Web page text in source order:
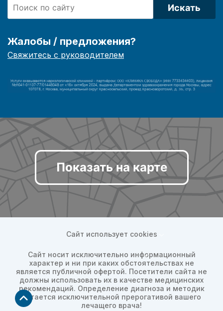
Искать
Жалобы / предложения?
Свяжитесь с руководителем
Показать на карте
Сайт использует cookies
Сайт носит исключительно информационный
характер и ни при каких обстоятельствах не
является публичной офертой. Посетители сайта не
должны использовать их в качестве медицинских
рекомендаций. Определение диагноза и методик
остается исключительной прерогативой вашего
лечащего врача!